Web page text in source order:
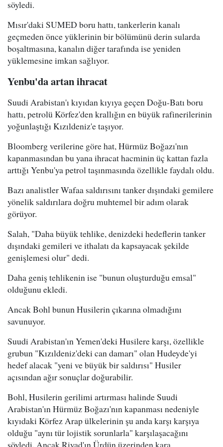
söyledi.
Mısır'daki SUMED boru hattı, tankerlerin kanalı
geçmeden önce yüklerinin bir bölümünü derin sularda
boşaltmasına, kanalın diğer tarafında ise yeniden
yüklemesine imkan sağlıyor.
Yenbu'da artan ihracat
Suudi Arabistan'ı kıyıdan kıyıya geçen Doğu-Batı boru
hattı, petrolü Körfez'den krallığın en büyük rafinerilerinin
yoğunlaştığı Kızıldeniz'e taşıyor.
Bloomberg verilerine göre hat, Hürmüz Boğazı'nın
kapanmasından bu yana ihracat hacminin üç kattan fazla
arttığı Yenbu'ya petrol taşınmasında özellikle faydalı oldu.
Bazı analistler Wafaa saldırısını tanker dışındaki gemilere
yönelik saldırılara doğru muhtemel bir adım olarak
görüyor.
Salah, "Daha büyük tehlike, denizdeki hedeflerin tanker
dışındaki gemileri ve ithalatı da kapsayacak şekilde
genişlemesi olur" dedi.
Daha geniş tehlikenin ise "bunun oluşturduğu emsal"
olduğunu ekledi.
Ancak Bohl bunun Husilerin çıkarına olmadığını
savunuyor.
Suudi Arabistan'ın Yemen'deki Husilere karşı, özellikle
grubun "Kızıldeniz'deki can damarı" olan Hudeyde'yi
hedef alacak "yeni ve büyük bir saldırısı" Husiler
açısından ağır sonuçlar doğurabilir.
Bohl, Husilerin gerilimi artırması halinde Suudi
Arabistan'ın Hürmüz Boğazı'nın kapanması nedeniyle
kıyıdaki Körfez Arap ülkelerinin şu anda karşı karşıya
olduğu "aynı tür lojistik sorunlarla" karşılaşacağını
söyledi. Ancak Riyad'ın Ürdün üzerinden kara